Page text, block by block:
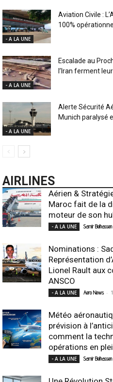
- A LA UNE
Aviation Civile :
100%
- A LA UNE
Escalade au
l’Iran ferment
- A LA UNE
Alerte Sécurité
Munich paralysé
AIRLINES
Aérien &
Maroc fait de la
moteur de son
- A LA UNE Samir Belhassen
Nominations :
Représentation
Lionel Rault aux
ANSCO
- A LA UNE Aero News -
Météo
prévision à
comment la
opérations en
- A LA UNE Samir Belhassen